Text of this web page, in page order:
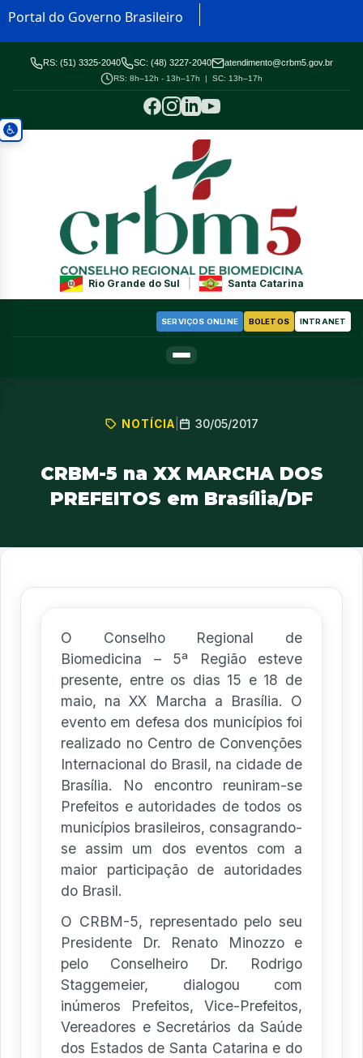
Portal do Governo Brasileiro
RS: (51) 3325-2040 SC: (48) 3227-2040 atendimento@crbm5.gov.br
RS: 8h–12h - 13h–17h | SC: 13h–17h
Rio Grande do Sul Santa Catarina
SERVIÇOS ONLINE BOLETOS INTRANET
NOTÍCIA 30/05/2017
CRBM-5 na XX MARCHA DOS
PREFEITOS em Brasília/DF
O Conselho Regional de
Biomedicina – 5ª Região esteve
presente, entre os dias 15 e 18 de
maio, na XX Marcha a Brasília. O
evento em defesa dos municípios foi
realizado no Centro de Convenções
Internacional do Brasil, na cidade de
Brasília. No encontro reuniram-se
Prefeitos e autoridades de todos os
municípios brasileiros, consagrando-
se assim um dos eventos com a
maior participação de autoridades
do Brasil.
O CRBM-5, representado pelo seu
Presidente Dr. Renato Minozzo e
pelo Conselheiro Dr. Rodrigo
Staggemeier, dialogou com
inúmeros Prefeitos, Vice-Prefeitos,
Vereadores e Secretários da Saúde
dos Estados de Santa Catarina e do